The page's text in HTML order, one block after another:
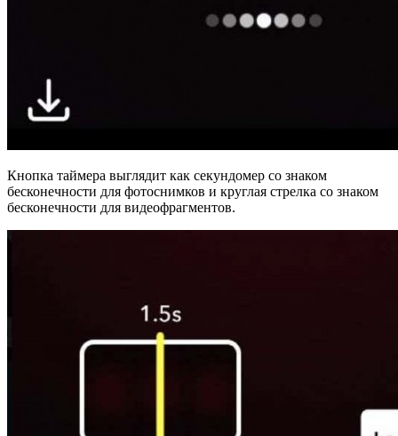
Кнопка таймера выглядит как секундомер со знаком
бесконечности для фотоснимков и круглая стрелка со знаком
бесконечности для видеофрагментов.